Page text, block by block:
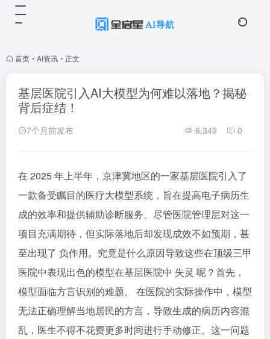
首页 • AI资讯 • 正文
基层医院引入AI大模型为何难以落地？揭秘
背后症结！
7个月前发布 6,349 0
在 2025 年上半年，京津冀地区的一家基层医院引入了
一款备受瞩目的医疗大模型系统，旨在提高电子病历生
成的效率和提供辅助诊断服务。尽管医院管理层对这一
项目充满期待，但实际落地后却发现成效不如预期，甚
至出现了 负作用。究竟是什么原因导致这些在顶级三甲
医院中表现出色的模型在基层医院中 失灵 呢？首先，
模型面临方言识别的难题。 在医院的实际操作中，模型
无法正确理解当地居民的方言，导致生成的病历内容混
乱，医生不得不花费更多时间进行手动修正。这一问题